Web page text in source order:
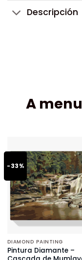
Descripción
A
-33%
DIAMOND PAINTING
Pintura Diamante –